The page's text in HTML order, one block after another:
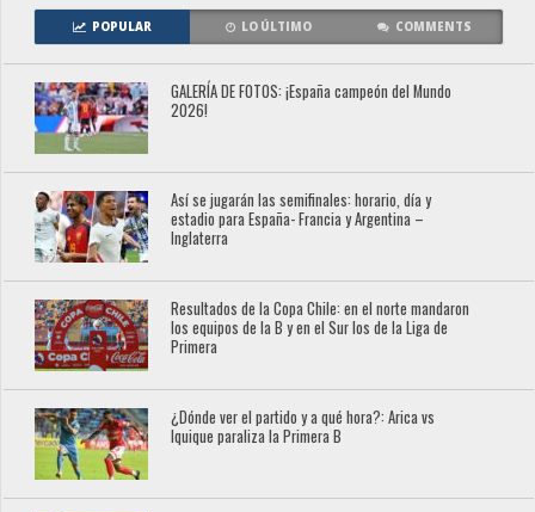
POPULAR LO ÚLTIMO COMMENTS
GALERÍA DE FOTOS: ¡España campeón del Mundo
2026!
Así se jugarán las semifinales: horario, día y
estadio para España- Francia y Argentina –
Inglaterra
Resultados de la Copa Chile: en el norte mandaron
los equipos de la B y en el Sur los de la Liga de
Primera
¿Dónde ver el partido y a qué hora?: Arica vs
Iquique paraliza la Primera B